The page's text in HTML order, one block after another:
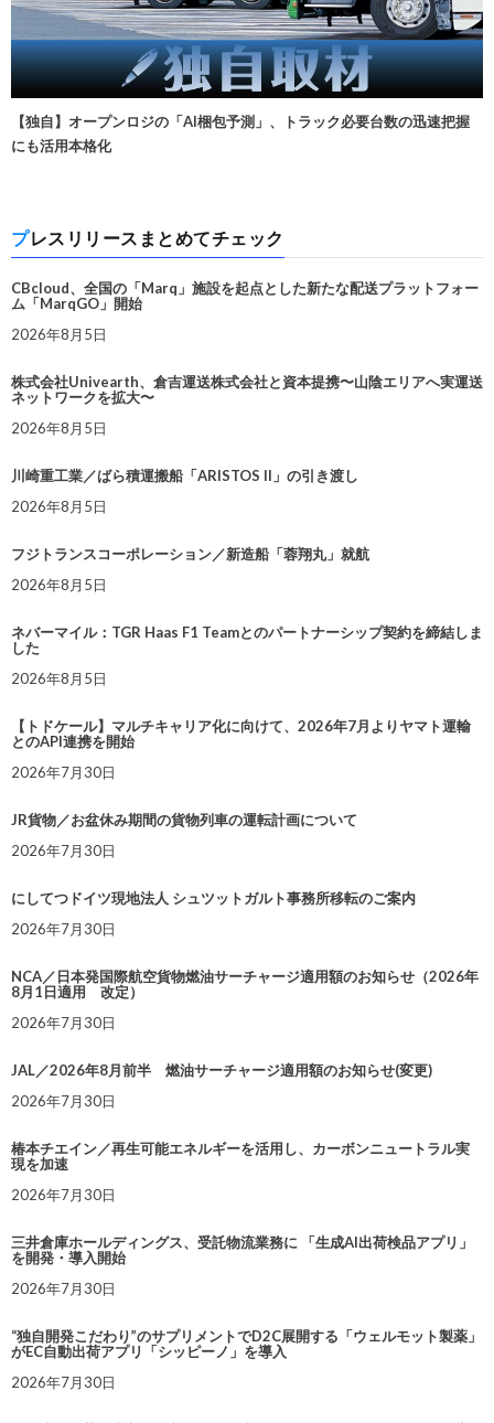
【独自】オープンロジの「AI梱包予測」、トラック必要台数の迅速把握
にも活用本格化
プレスリリースまとめてチェック
CBcloud、全国の「Marq」施設を起点とした新たな配送プラットフォー
ム「MarqGO」開始
2026年8月5日
株式会社Univearth、倉吉運送株式会社と資本提携〜山陰エリアへ実運送
ネットワークを拡大〜
2026年8月5日
川崎重工業／ばら積運搬船「ARISTOS II」の引き渡し
2026年8月5日
フジトランスコーポレーション／新造船「蓉翔丸」就航
2026年8月5日
ネバーマイル：TGR Haas F1 Teamとのパートナーシップ契約を締結しま
した
2026年8月5日
【トドケール】マルチキャリア化に向けて、2026年7月よりヤマト運輸
とのAPI連携を開始
2026年7月30日
JR貨物／お盆休み期間の貨物列車の運転計画について
2026年7月30日
にしてつドイツ現地法人 シュツットガルト事務所移転のご案内
2026年7月30日
NCA／日本発国際航空貨物燃油サーチャージ適用額のお知らせ（2026年
8月1日適用 改定）
2026年7月30日
JAL／2026年8月前半 燃油サーチャージ適用額のお知らせ(変更)
2026年7月30日
椿本チエイン／再生可能エネルギーを活用し、カーボンニュートラル実
現を加速
2026年7月30日
三井倉庫ホールディングス、受託物流業務に 「生成AI出荷検品アプリ」
を開発・導入開始
2026年7月30日
“独自開発こだわり”のサプリメントでD2C展開する「ウェルモット製薬」
がEC自動出荷アプリ「シッピーノ」を導入
2026年7月30日